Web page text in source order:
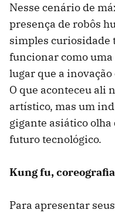
Nesse cenário de
presença de robôs
simples curiosidade
funcionar como
lugar que a
O que aconteceu ali
artístico, mas um
gigante asiático
futuro tecnológico.
Kung fu,
Para apresentar